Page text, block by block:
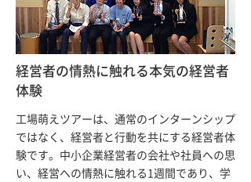
経営者の情熱に触れる本気の経営者
体験
工場萌えツアーは、通常のインターンシップ
ではなく、経営者と行動を共にする経営者体
験です。中小企業経営者の会社や社員への思
い、経営への情熱に触れる1週間であり、学